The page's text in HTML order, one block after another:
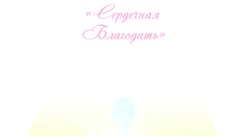
«Сердечная
Благодать»